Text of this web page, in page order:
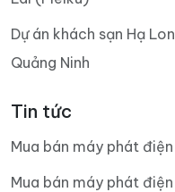
Dự án khách sạn Hạ
Quảng Ninh
Tin tức
Mua bán máy phát
Mua bán máy phát